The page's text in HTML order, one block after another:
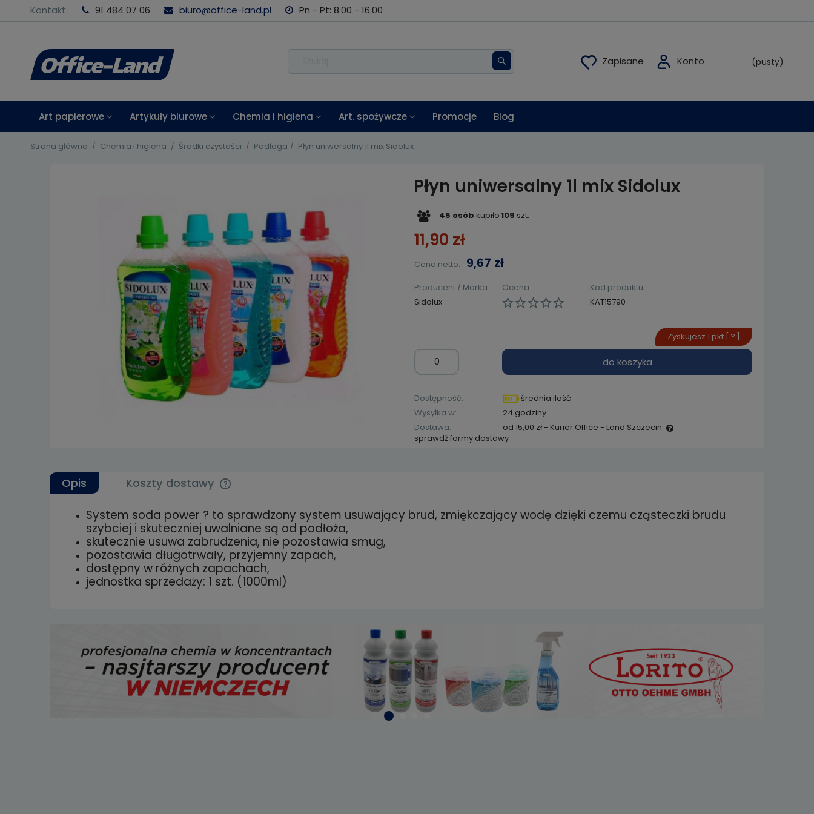
Kontakt: 91 484 07 06 biuro@office-land.pl Pn - Pt: 8.00 - 16.00
(pusty)
Art papierowe Artykuły biurowe Chemia i higiena Art. spożywcze Promocje Blog
Strona główna Chemia i higiena Środki czystości Podłoga Płyn uniwersalny 1l mix Sidolux
Płyn uniwersalny 1l mix Sidolux
45 osób kupiło109 szt.
11,90 zł
Cena netto: 9,67 zł
Ocena:
Producent / Marka:
Sidolux
Kod produktu:
KAT15790
do koszyka
Zyskujesz 1 pkt [ ? ]
Dostępność:
średnia ilość
Wysyłka w:
24 godziny
Dostawa:
od 15,00 zł- Kurier Office - Land Szczecin
sprawdź formy dostawy
Opis Koszty dostawy
Cena nie zawiera ewentualnych
kosztów płatności
System soda power ? to sprawdzony system usuwający brud, zmiękczający wodę dzięki czemu cząsteczki brudu
szybciej i skuteczniej uwalniane są od podłoża,
skutecznie usuwa zabrudzenia, nie pozostawia smug,
pozostawia długotrwały, przyjemny zapach,
dostępny w różnych zapachach,
jednostka sprzedaży: 1 szt. (1000ml)